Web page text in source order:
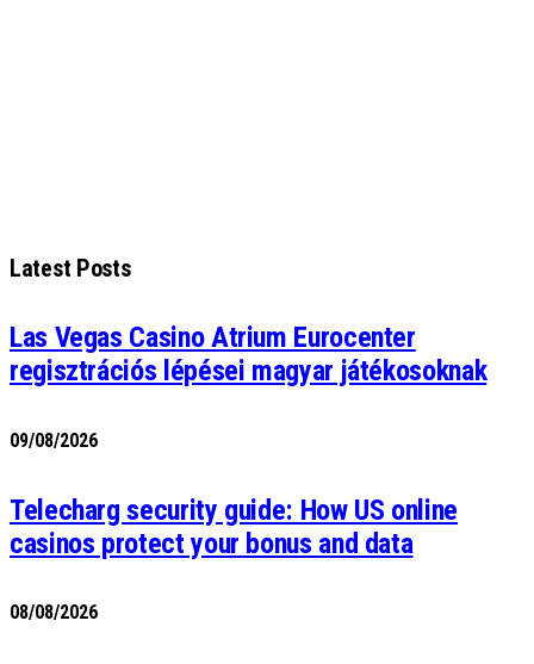
Latest Posts
Las Vegas Casino Atrium Eurocenter
regisztrációs lépései magyar játékosoknak
09/08/2026
Telecharg security guide: How US online
casinos protect your bonus and data
08/08/2026